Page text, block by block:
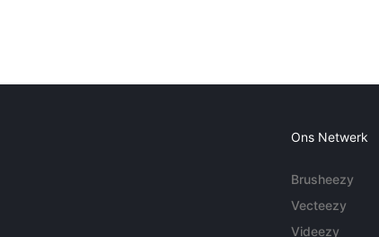
Ons Netwerk
Brusheezy
Vecteezy
Videezy